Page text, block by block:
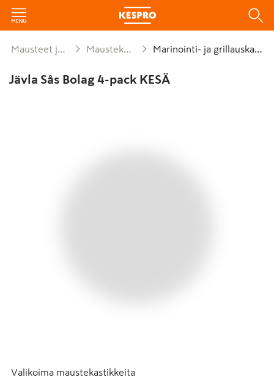
Mausteet ja leivonta Maustekastikkeet Marinointi- ja grillauskastike
Jävla Sås Bolag 4-pack KESÄ
Valikoima maustekastikkeita